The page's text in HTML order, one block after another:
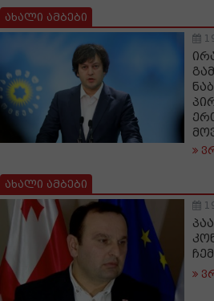
ახალი ამბები
ახალი ამბები